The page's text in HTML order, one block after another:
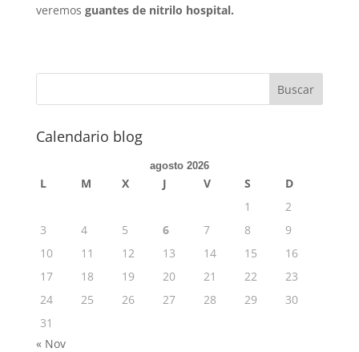
veremos guantes de nitrilo hospital.
Calendario blog
agosto 2026
L M X J V S
D
1
2
3
4 5 6 7 8
9
10
11 12 13 14 15
16
17
18 19 20 21 22
23
24
25 26 27 28 29
30
31
« Nov